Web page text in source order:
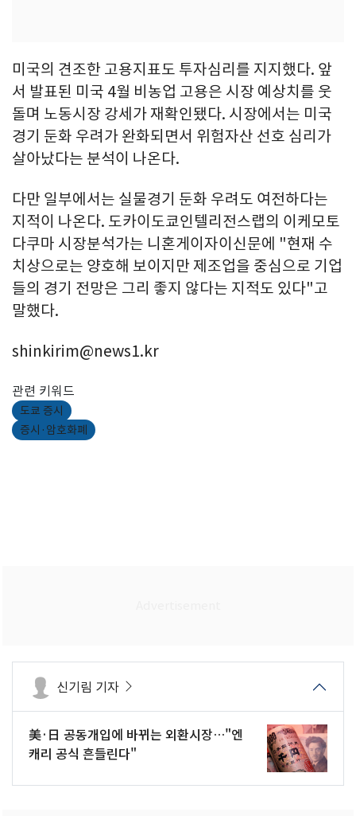
미국의 견조한 고용지표도 투자심리를 지지했다. 앞
서 발표된 미국 4월 비농업 고용은 시장 예상치를 웃
돌며 노동시장 강세가 재확인됐다. 시장에서는 미국
경기 둔화 우려가 완화되면서 위험자산 선호 심리가
살아났다는 분석이 나온다.
다만 일부에서는 실물경기 둔화 우려도 여전하다는
지적이 나온다. 도카이도쿄인텔리전스랩의 이케모토
다쿠마 시장분석가는 니혼게이자이신문에 "현재 수
치상으로는 양호해 보이지만 제조업을 중심으로 기업
들의 경기 전망은 그리 좋지 않다는 지적도 있다"고
말했다.
shinkirim@news1.kr
관련 키워드
도쿄 증시
증시·암호화폐
신기림 기자
美·日 공동개입에 바뀌는 외환시장…"엔
캐리 공식 흔들린다"